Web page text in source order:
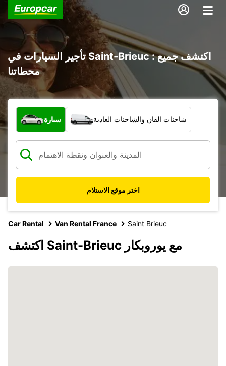
تأجير السيارات في Saint-Brieuc : اكتشف جميع
محطاتنا
ما نوع المركبة؟
سيارة شاحنات الفان والشاحنات العادية
اختر موقع الاستلام
Car Rental Van Rental France Saint Brieuc
اكتشف Saint-Brieuc مع يوروبكار